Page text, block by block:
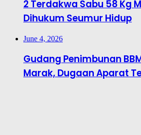
2 Terdakwa Sabu 58 Kg
Dihukum Seumur Hidup
June 4, 2026
Gudang Penimbunan
Marak, Dugaan Aparat